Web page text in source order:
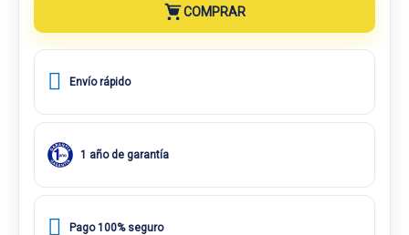
COMPRAR
Envío rápido
1 año de garantía
Pago 100% seguro